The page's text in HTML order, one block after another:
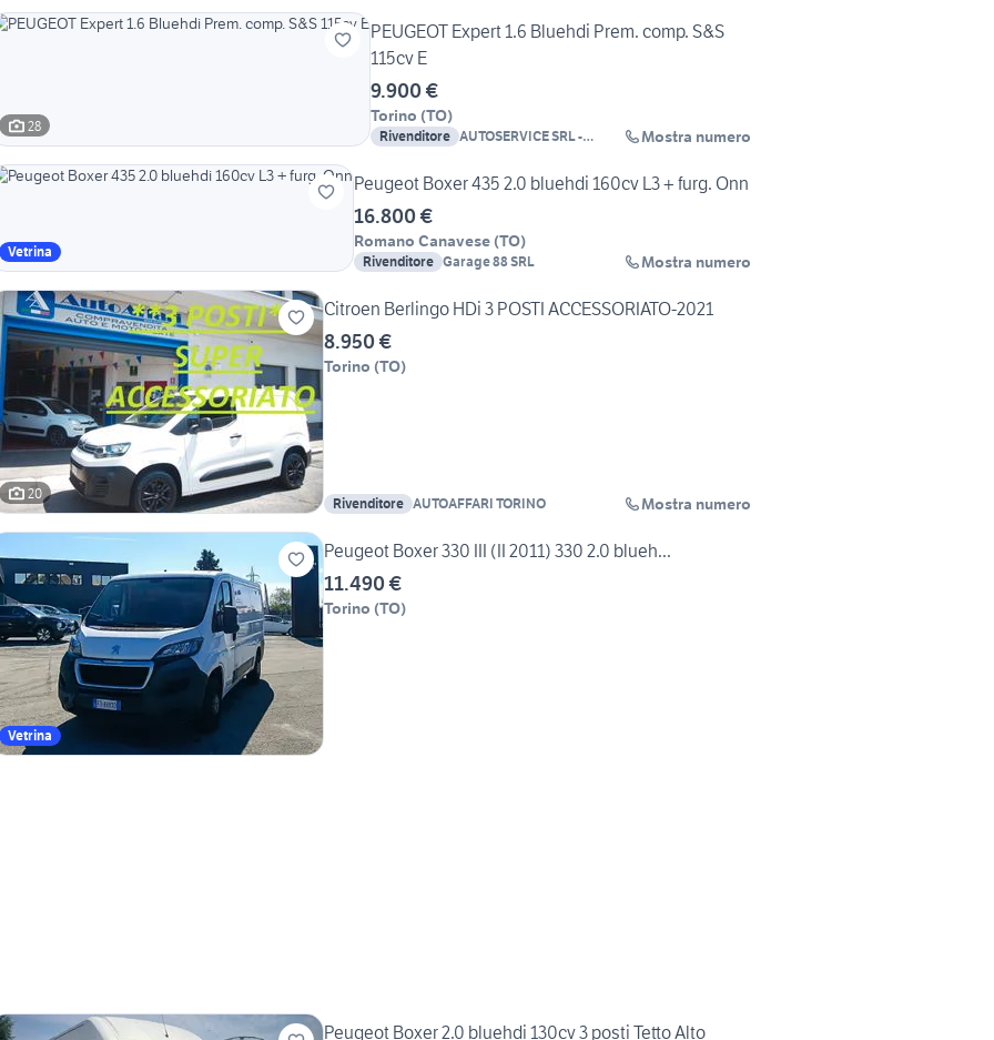
28
PEUGEOT Expert 1.6 Bluehdi Prem. comp. S&S
115cv E
9.900 €
Torino (TO)
Rivenditore AUTOSERVICE SRL -
Mostra numero
Vetrina
Peugeot Boxer 435 2.0 bluehdi 160cv L3 + furg. Onn
16.800 €
Romano Canavese (TO)
Rivenditore Garage 88 SRL Mostra numero
20
Citroen Berlingo HDi 3 POSTI ACCESSORIATO-2021
8.950 €
Torino (TO)
Rivenditore AUTOAFFARI TORINO Mostra numero
Vetrina
Peugeot Boxer 330 III (II 2011) 330 2.0 blueh...
11.490 €
Torino (TO)
Peugeot Boxer 2.0 bluehdi 130cv 3 posti Tetto Alto